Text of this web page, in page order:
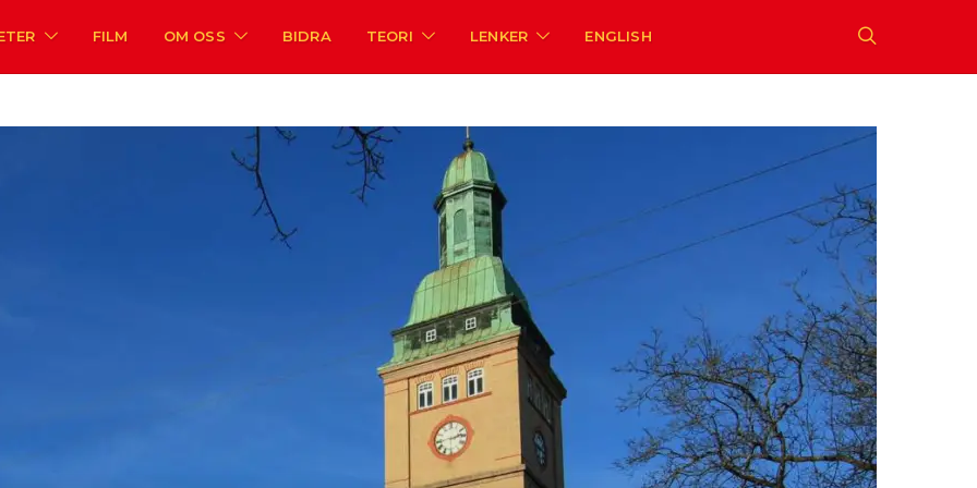
FILM OM OSS BIDRA TEORI LENKER ENGLISH